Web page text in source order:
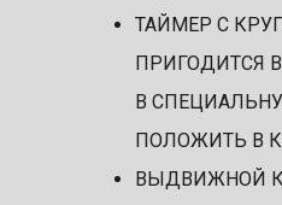
ТАЙМЕР С
ПРИГОДИТСЯ
В
ПОЛОЖИТЬ В
ВЫДВИЖНОЙ